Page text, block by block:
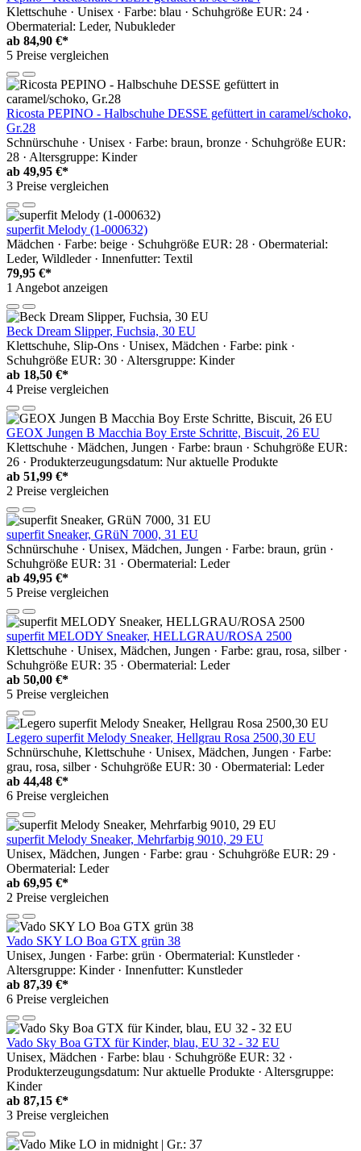
Klettschuhe · Unisex · Farbe: blau · Schuhgröße EUR: 24 ·
Obermaterial: Leder, Nubukleder
ab 84,90 €*
5 Preise vergleichen
Ricosta PEPINO - Halbschuhe DESSE gefüttert in caramel/schoko,
Gr.28
Schnürschuhe · Unisex · Farbe: braun, bronze · Schuhgröße EUR:
28 · Altersgruppe: Kinder
ab 49,95 €*
3 Preise vergleichen
superfit Melody (1-000632)
Mädchen · Farbe: beige · Schuhgröße EUR: 28 · Obermaterial:
Leder, Wildleder · Innenfutter: Textil
79,95 €*
1 Angebot anzeigen
Beck Dream Slipper, Fuchsia, 30 EU
Klettschuhe, Slip-Ons · Unisex, Mädchen · Farbe: pink ·
Schuhgröße EUR: 30 · Altersgruppe: Kinder
ab 18,50 €*
4 Preise vergleichen
GEOX Jungen B Macchia Boy Erste Schritte, Biscuit, 26 EU
Klettschuhe · Mädchen, Jungen · Farbe: braun · Schuhgröße EUR:
26 · Produkterzeugungsdatum: Nur aktuelle Produkte
ab 51,99 €*
2 Preise vergleichen
superfit Sneaker, GRüN 7000, 31 EU
Schnürschuhe · Unisex, Mädchen, Jungen · Farbe: braun, grün ·
Schuhgröße EUR: 31 · Obermaterial: Leder
ab 49,95 €*
5 Preise vergleichen
superfit MELODY Sneaker, HELLGRAU/ROSA 2500
Klettschuhe · Unisex, Mädchen, Jungen · Farbe: grau, rosa, silber ·
Schuhgröße EUR: 35 · Obermaterial: Leder
ab 50,00 €*
5 Preise vergleichen
Legero superfit Melody Sneaker, Hellgrau Rosa 2500,30 EU
Schnürschuhe, Klettschuhe · Unisex, Mädchen, Jungen · Farbe:
grau, rosa, silber · Schuhgröße EUR: 30 · Obermaterial: Leder
ab 44,48 €*
6 Preise vergleichen
superfit Melody Sneaker, Mehrfarbig 9010, 29 EU
Unisex, Mädchen, Jungen · Farbe: grau · Schuhgröße EUR: 29 ·
Obermaterial: Leder
ab 69,95 €*
2 Preise vergleichen
Vado SKY LO Boa GTX grün 38
Unisex, Jungen · Farbe: grün · Obermaterial: Kunstleder ·
Altersgruppe: Kinder · Innenfutter: Kunstleder
ab 87,39 €*
6 Preise vergleichen
Vado Sky Boa GTX für Kinder, blau, EU 32 - 32 EU
Unisex, Mädchen · Farbe: blau · Schuhgröße EUR: 32 ·
Produkterzeugungsdatum: Nur aktuelle Produkte · Altersgruppe:
Kinder
ab 87,15 €*
3 Preise vergleichen